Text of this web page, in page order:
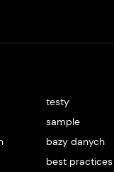
testy
sample
bazy danych
best practices